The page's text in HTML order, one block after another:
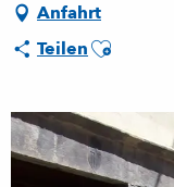
Anfahrt
TeilenAjouter